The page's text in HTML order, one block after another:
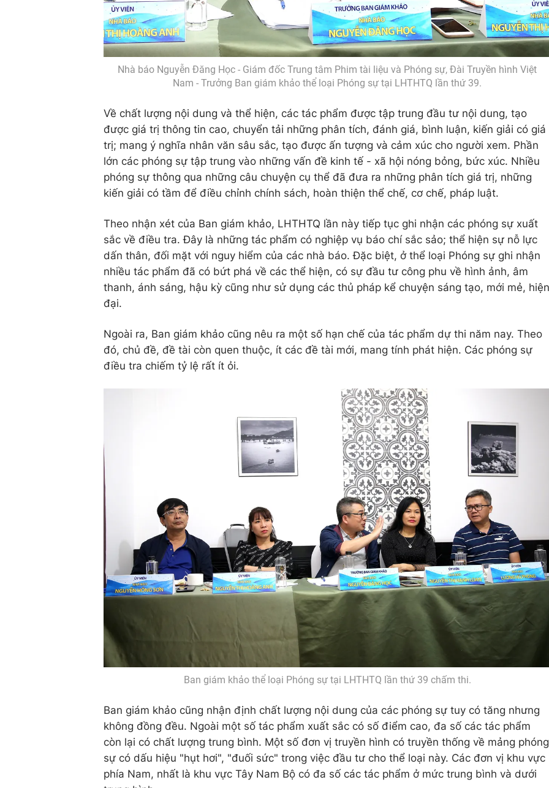
Nhà báo Nguyễn Đăng Học - Giám đốc Trung tâm Phim tài liệu và Phóng sự, Đài Truyền hình Việt
Nam - Trưởng Ban giám khảo thể loại Phóng sự tại LHTHTQ lần thứ 39.
Về chất lượng nội dung và thể hiện, các tác phẩm được tập trung đầu tư nội dung, tạo
được giá trị thông tin cao, chuyển tải những phân tích, đánh giá, bình luận, kiến giải có giá
trị; mang ý nghĩa nhân văn sâu sắc, tạo được ấn tượng và cảm xúc cho người xem. Phần
lớn các phóng sự tập trung vào những vấn đề kinh tế - xã hội nóng bỏng, bức xúc. Nhiều
phóng sự thông qua những câu chuyện cụ thể đã đưa ra những phân tích giá trị, những
kiến giải có tầm để điều chỉnh chính sách, hoàn thiện thể chế, cơ chế, pháp luật.
Theo nhận xét của Ban giám khảo, LHTHTQ lần này tiếp tục ghi nhận các phóng sự xuất
sắc về điều tra. Đây là những tác phẩm có nghiệp vụ báo chí sắc sảo; thể hiện sự nỗ lực
dấn thân, đối mặt với nguy hiểm của các nhà báo. Đặc biệt, ở thể loại Phóng sự ghi nhận
nhiều tác phẩm đã có bứt phá về các thể hiện, có sự đầu tư công phu về hình ảnh, âm
thanh, ánh sáng, hậu kỳ cũng như sử dụng các thủ pháp kể chuyện sáng tạo, mới mẻ, hiện
đại.
Ngoài ra, Ban giám khảo cũng nêu ra một số hạn chế của tác phẩm dự thi năm nay. Theo
đó, chủ đề, đề tài còn quen thuộc, ít các đề tài mới, mang tính phát hiện. Các phóng sự
điều tra chiếm tỷ lệ rất ít ỏi.
Ban giám khảo thể loại Phóng sự tại LHTHTQ lần thứ 39 chấm thi.
Ban giám khảo cũng nhận định chất lượng nội dung của các phóng sự tuy có tăng nhưng
không đồng đều. Ngoài một số tác phẩm xuất sắc có số điểm cao, đa số các tác phẩm
còn lại có chất lượng trung bình. Một số đơn vị truyền hình có truyền thống về mảng phóng
sự có dấu hiệu "hụt hơi", "đuối sức" trong việc đầu tư cho thể loại này. Các đơn vị khu vực
phía Nam, nhất là khu vực Tây Nam Bộ có đa số các tác phẩm ở mức trung bình và dưới